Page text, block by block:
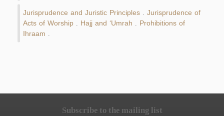
Jurisprudence and Juristic Principles Jurisprudence of
Acts of Worship Hajj and ‘Umrah Prohibitions of
Ihraam
Subscribe to the mailing list